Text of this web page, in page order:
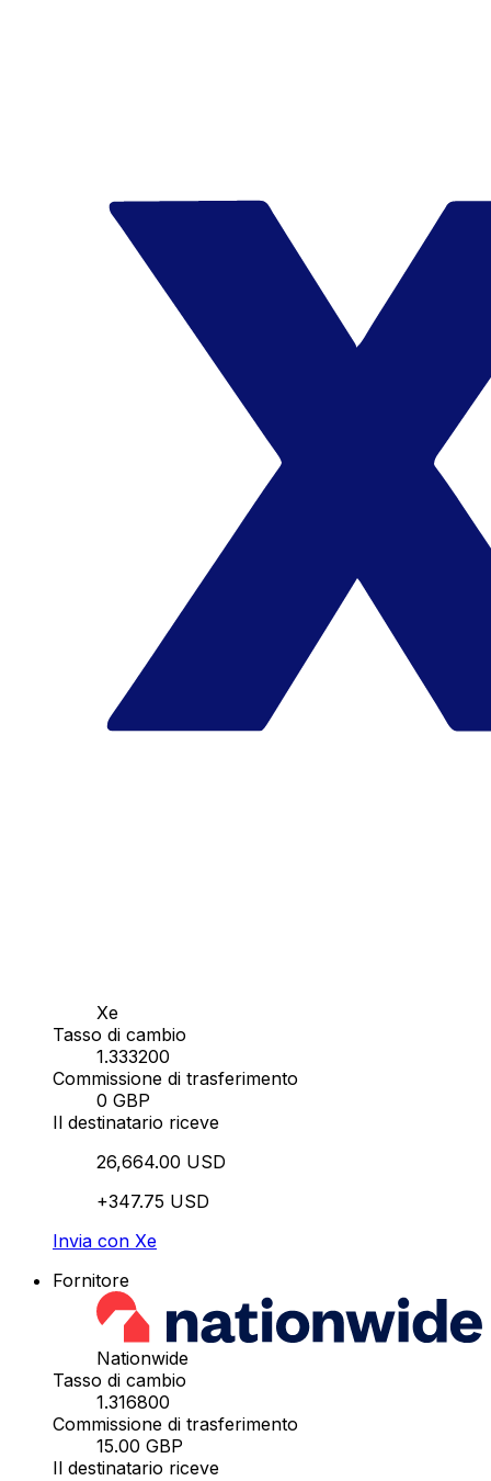
Xe
Tasso di cambio
1.333200
Commissione di trasferimento
0 GBP
Il destinatario riceve
26,664.00 USD
+347.75 USD
Invia con Xe
Fornitore
Nationwide
Tasso di cambio
1.316800
Commissione di trasferimento
15.00 GBP
Il destinatario riceve